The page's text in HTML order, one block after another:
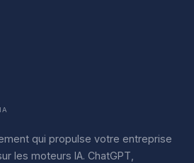
qui propulse votre entreprise
les moteurs IA. ChatGPT,